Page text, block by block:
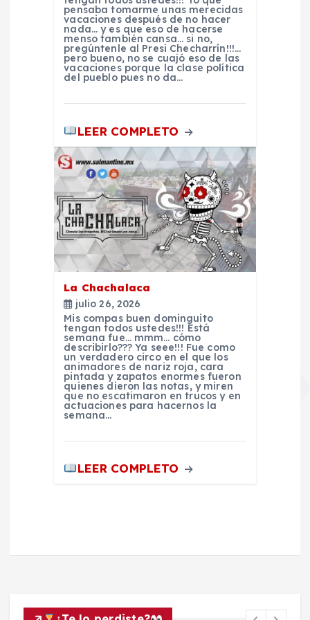
pensaba tomarme unas merecidas
vacaciones después de no hacer
nada… y es que eso de hacerse
menso también cansa… si no,
pregúntenle al Presi Checharrín!!!…
pero bueno, no se cuajó eso de las
vacaciones porque la clase política
del pueblo pues no da…
LEER COMPLETO
La Chachalaca
julio 26, 2026
Mis compas buen dominguito
tengan todos ustedes!!! Está
semana fue… mmm… cómo
describirlo??? Ya seee!!! Fue como
un verdadero circo en el que los
animadores de nariz roja, cara
pintada y zapatos enormes fueron
quienes dieron las notas, y miren
que no escatimaron en trucos y en
actuaciones para hacernos la
semana…
LEER COMPLETO